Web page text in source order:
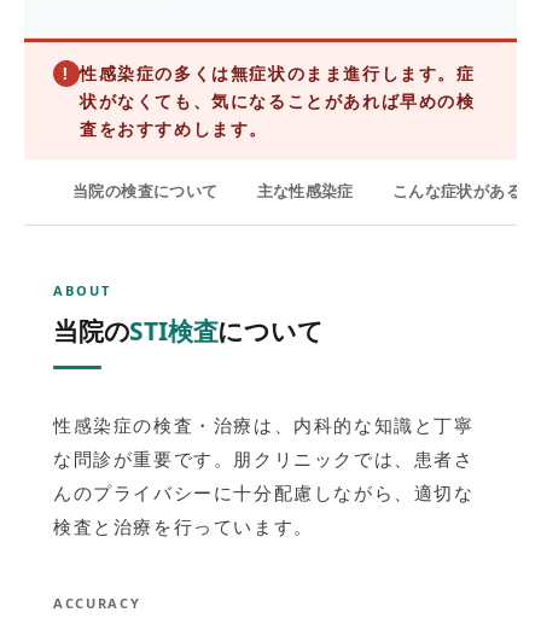
! 性感染症の多くは無症状のまま進行します。症
状がなくても、気になることがあれば早めの検
査をおすすめします。
当院の検査について 主な性感染症 こんな症状がある
ABOUT
当院のSTI検査について
性感染症の検査・治療は、内科的な知識と丁寧
な問診が重要です。朋クリニックでは、患者さ
んのプライバシーに十分配慮しながら、適切な
検査と治療を行っています。
ACCURACY